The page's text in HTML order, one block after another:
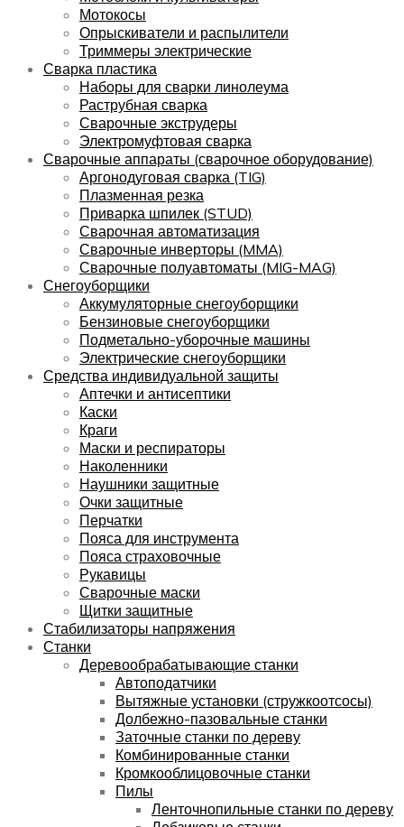
Мотокосы
Опрыскиватели и распылители
Триммеры электрические
Сварка пластика
Наборы для сварки линолеума
Раструбная сварка
Сварочные экструдеры
Электромуфтовая сварка
Сварочные аппараты (сварочное оборудование)
Аргонодуговая сварка (TIG)
Плазменная резка
Приварка шпилек (STUD)
Сварочная автоматизация
Сварочные инверторы (MMA)
Сварочные полуавтоматы (MIG-MAG)
Снегоуборщики
Аккумуляторные снегоуборщики
Бензиновые снегоуборщики
Подметально-уборочные машины
Электрические снегоуборщики
Средства индивидуальной защиты
Аптечки и антисептики
Каски
Краги
Маски и респираторы
Наколенники
Наушники защитные
Очки защитные
Перчатки
Пояса для инструмента
Пояса страховочные
Рукавицы
Сварочные маски
Щитки защитные
Стабилизаторы напряжения
Станки
Деревообрабатывающие станки
Автоподатчики
Вытяжные установки (стружкоотсосы)
Долбежно-пазовальные станки
Заточные станки по дереву
Комбинированные станки
Кромкооблицовочные станки
Пилы
Ленточнопильные станки по дереву